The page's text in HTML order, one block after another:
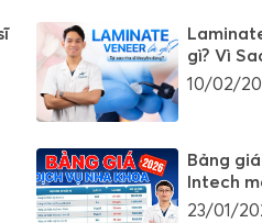
gì? Vì
Chứng
10/02/
Bảng
Intech
bạch,
23/01/